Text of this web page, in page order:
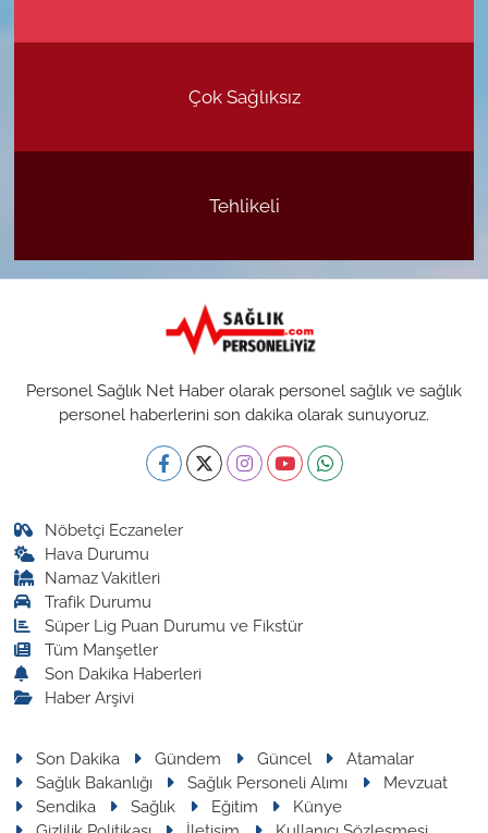
Çok Sağlıksız
Tehlikeli
Personel Sağlık Net Haber olarak personel sağlık ve sağlık
personel haberlerini son dakika olarak sunuyoruz.
Nöbetçi Eczaneler
Hava Durumu
Namaz Vakitleri
Trafik Durumu
Süper Lig Puan Durumu ve Fikstür
Tüm Manşetler
Son Dakika Haberleri
Haber Arşivi
Son Dakika Gündem Güncel
Atamalar
Sağlık Bakanlığı
Sağlık Personeli Alımı
Mevzuat
Sendika
Sağlık Eğitim
Künye